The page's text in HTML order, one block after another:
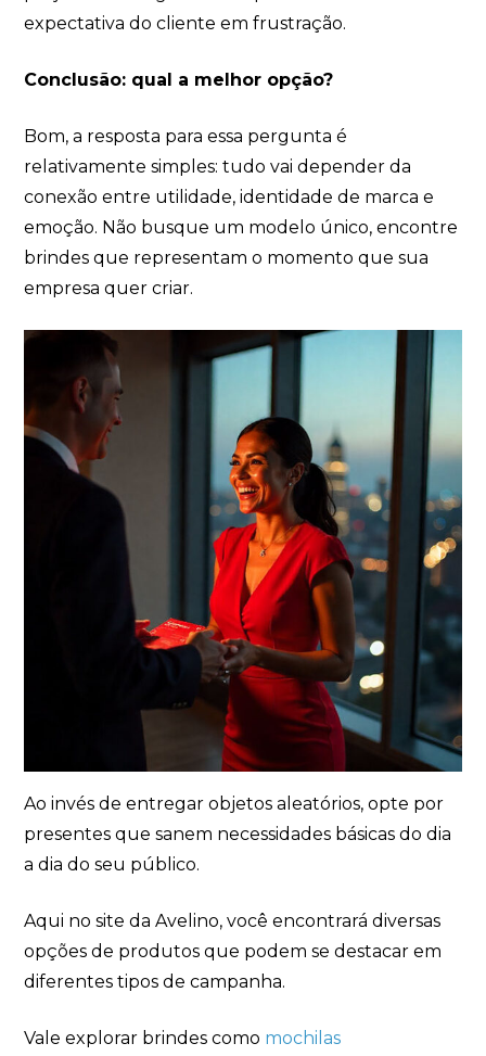
expectativa do cliente em frustração.
Conclusão: qual a melhor opção?
Bom, a resposta para essa pergunta é
relativamente simples: tudo vai depender da
conexão entre utilidade, identidade de marca e
emoção. Não busque um modelo único, encontre
brindes que representam o momento que sua
empresa quer criar.
Ao invés de entregar objetos aleatórios, opte por
presentes que sanem necessidades básicas do dia
a dia do seu público.
Aqui no site da Avelino, você encontrará diversas
opções de produtos que podem se destacar em
diferentes tipos de campanha.
Vale explorar brindes como mochilas